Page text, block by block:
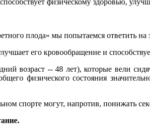
плода» мы попытаемся ответить на
его кровообращение и
возраст -- 48 лет), которые вели
физического состояния
спорте могут, напротив, понижать